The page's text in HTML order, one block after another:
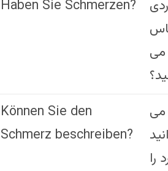
Haben Sie Schmerzen?
می
Können Sie den
Schmerz beschreiben?
می
را